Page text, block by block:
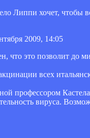
Липпи хочет, чтобы
2009, 14:05
что это позволит до
всех
профессором
вируса.